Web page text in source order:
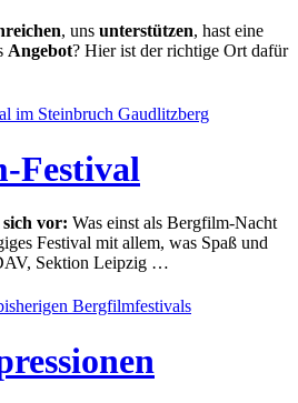
, uns unterstützen, hast eine
Angebot? Hier ist der richtige Ort dafür
Festival
vor: Was einst als Bergfilm-Nacht
Festival mit allem, was Spaß und
Sektion Leipzig …